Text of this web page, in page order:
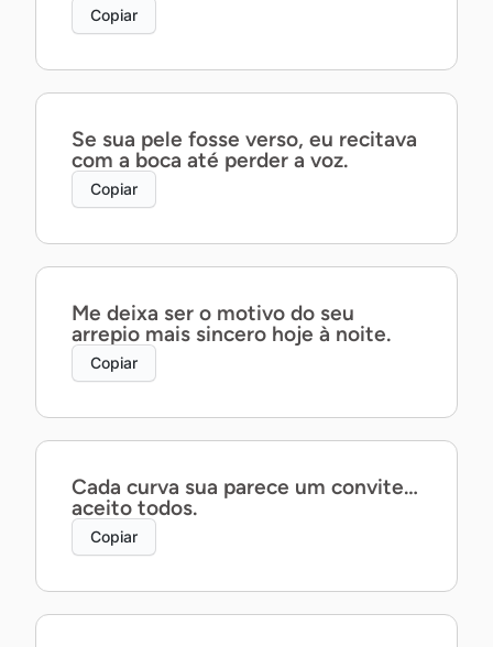
Copiar
Se sua pele fosse verso, eu recitava
com a boca até perder a voz.
Copiar
Me deixa ser o motivo do seu
arrepio mais sincero hoje à noite.
Copiar
Cada curva sua parece um convite…
aceito todos.
Copiar